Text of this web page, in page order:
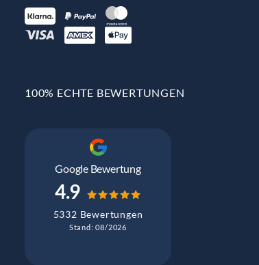
100% ECHTE BEWERTUNGEN
Google Bewertung
4.9
5332 Bewertungen
Stand: 08/2026